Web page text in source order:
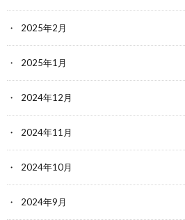
2025年2月
2025年1月
2024年12月
2024年11月
2024年10月
2024年9月